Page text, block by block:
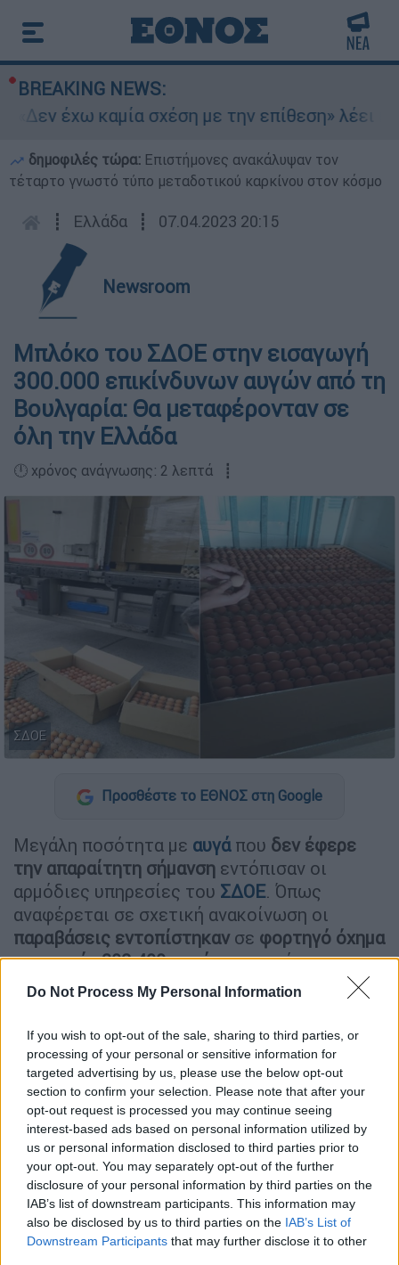
Do Not Process My Personal Information
If you wish to opt-out of the sale, sharing to third parties, or
processing of your personal or sensitive information for
targeted advertising by us, please use the below opt-out
section to confirm your selection. Please note that after your
opt-out request is processed you may continue seeing
interest-based ads based on personal information utilized by
us or personal information disclosed to third parties prior to
your opt-out. You may separately opt-out of the further
disclosure of your personal information by third parties on the
IAB’s list of downstream participants. This information may
also be disclosed by us to third parties on the IAB’s List of
Downstream Participants that may further disclose it to other
BREAKING NEWS:
έχω καμία σχέση με την επίθεση» λέει η
δημοφιλές τώρα: Επιστήμονες ανακάλυψαν τον
τέταρτο γνωστό τύπο μεταδοτικού καρκίνου στον κόσμο
┋ Ελλάδα ┋ 07.04.2023 20:15
Newsroom
Μπλόκο του ΣΔΟΕ στην εισαγωγή
300.000 επικίνδυνων αυγών από τη
Βουλγαρία: Θα μεταφέρονταν σε
όλη την Ελλάδα
🕛 χρόνος ανάγνωσης: 2 λεπτά ┋
ΣΔΟΕ
Προσθέστε το ΕΘΝΟΣ στη Google
Μεγάλη ποσότητα με αυγάπου δεν έφερε
την απαραίτητη σήμανση εντόπισαν οι
αρμόδιες υπηρεσίες του ΣΔΟΕ. Όπως
αναφέρεται σε σχετική ανακοίνωση οι
παραβάσεις εντοπίστηκαν σε φορτηγό όχημα
με φορτίο 302.400 αυγών, τα οποία
επρόκειτο να διατεθούν προςκατανάλωση
στην ελληνική αγορά,
Όπως σημειώνεται πρόκειται για μία ακόμη
σημαντική επιτυχία στην προσπάθεια
διασφάλισης και διαφύλαξης τηςδημόσιας
υγείας και πάταξης τουαθέμιτου
ανταγωνισμούσημειώθηκε από υπαλλήλους
τηςΓενικής Διεύθυνσης Σ.Δ.Ο.Ε., στο
πλαίσιο ελέγχων τηςΟμάδας Εργασίας, που
συγκροτήθηκε με την αριθμ.
63/91067/28.03.2023 απόφαση τουυπουργού
Αγροτικής Ανάπτυξης & Τροφίμων